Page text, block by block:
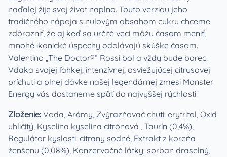
naďalej žije svoj život naplno. Touto verziou jeho
tradičného nápoja s nulovým obsahom cukru chceme
zdôrazniť, že aj keď sa určité veci môžu časom meniť,
mnohé ikonické úspechy odolávajú skúške časom.
Valentino „The Doctor®“ Rossi bol a vždy bude borec.
Vďaka svojej ľahkej, intenzívnej, osviežujúcej citrusovej
príchuti a plnej dávke našej legendárnej zmesi Monster
Energy vás dostaneme späť do najvyššej rýchlosti!
Zloženie: Voda, Arómy, Zvýrazňovač chuti: erytritol, Oxid
uhličitý, Kyselina kyselina citrónová , Taurín (0,4%),
Regulátor kyslosti: citrany sodné, Extrakt z koreňa
ženšenu (0,08%), Konzervačné látky: sorban draselný,